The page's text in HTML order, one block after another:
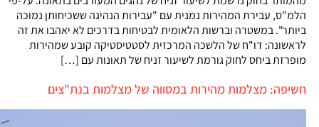
הלמ"ס, עבירת המהירות נמנית עם "עבירות הנהיגה ששכיחותן נמוכה
ביותר". במשטרה וברשות הלאומית לבטיחות בדרכים לא יאהבו את זה
לראשונה: דו"ח של הלשכה המרכזית לסטטיסטיקה קובע שמהירות
מופרזת ביחס לחוק גורמת לשיעור זניח של תאונות עם […]
חשיפה: מצלמות מהירות במסווה של מצלמות בנת"צים